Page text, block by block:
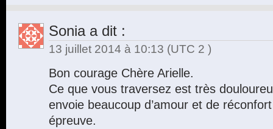
Soniaa dit :
13 juillet 2014 à 10:13 (UTC 2 )
Bon courage Chère Arielle.
Ce que vous traversez est très
envoie beaucoup d’amour et de
épreuve.